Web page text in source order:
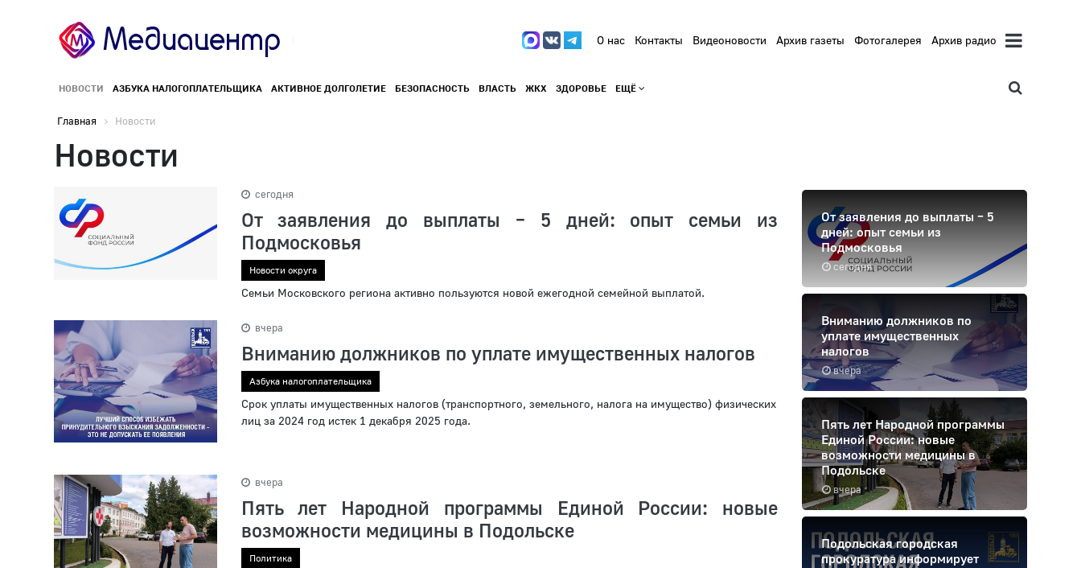
О нас Контакты Видеоновости Архив газеты Фотогалерея Архив радио
НОВОСТИ АЗБУКА НАЛОГОПЛАТЕЛЬЩИКА АКТИВНОЕ ДОЛГОЛЕТИЕ БЕЗОПАСНОСТЬ ВЛАСТЬ ЖКХ ЗДОРОВЬЕ ЕЩЁ
Главная Новости
Новости
сегодня
От заявления до выплаты – 5 дней: опыт семьи из
Подмосковья
Новости округа
Семьи Московского региона активно пользуются новой ежегодной семейной выплатой.
вчера
Вниманию должников по уплате имущественных налогов
Азбука налогоплательщика
Срок уплаты имущественных налогов (транспортного, земельного, налога на имущество) физических
лиц за 2024 год истек 1 декабря 2025 года.
вчера
Пять лет Народной программы Единой России: новые
возможности медицины в Подольске
Политика
сегодня
От заявления до выплаты – 5
дней: опыт семьи из
Подмосковья
вчера
Вниманию должников по
уплате имущественных
налогов
вчера
Пять лет Народной программы
Единой России: новые
возможности медицины в
Подольске
Подольская городская
прокуратура информирует